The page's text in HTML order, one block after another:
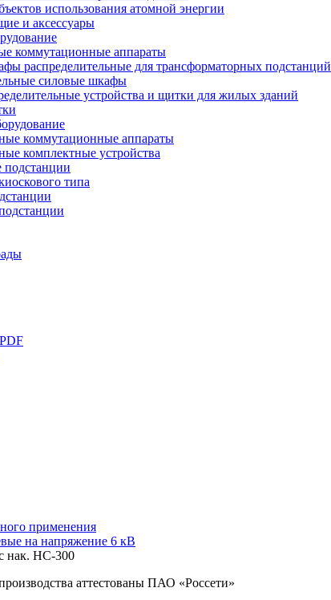
использования атомной энергии
и аксессуары
коммутационные аппараты
распределительные для трансформаторных подстанций
силовые шкафы
устройства и щитки для жилых зданий
коммутационные аппараты
комплектные устройства
подстанции
типа
применения
на напряжение 6 кВ
нак. НС-300
аттестованы ПАО «Россети»